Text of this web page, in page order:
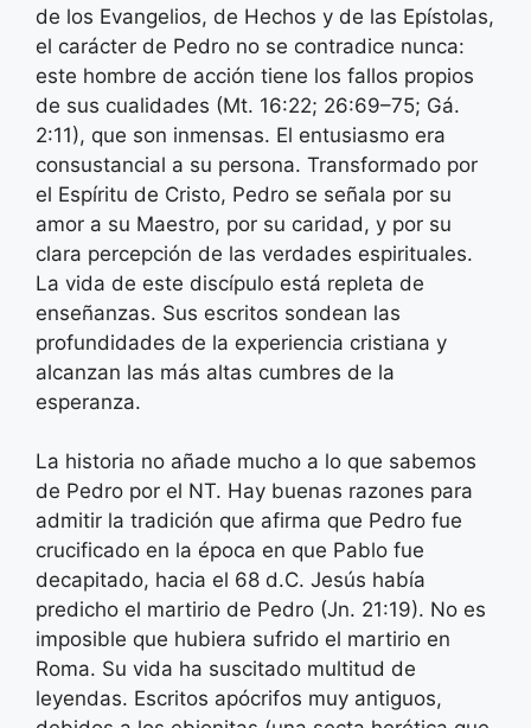
de los Evangelios, de Hechos y de las Epístolas,
el carácter de Pedro no se contradice nunca:
este hombre de acción tiene los fallos propios
de sus cualidades (Mt. 16:22; 26:69–75; Gá.
2:11), que son inmensas. El entusiasmo era
consustancial a su persona. Transformado por
el Espíritu de Cristo, Pedro se señala por su
amor a su Maestro, por su caridad, y por su
clara percepción de las verdades espirituales.
La vida de este discípulo está repleta de
enseñanzas. Sus escritos sondean las
profundidades de la experiencia cristiana y
alcanzan las más altas cumbres de la
esperanza.
La historia no añade mucho a lo que sabemos
de Pedro por el NT. Hay buenas razones para
admitir la tradición que afirma que Pedro fue
crucificado en la época en que Pablo fue
decapitado, hacia el 68 d.C. Jesús había
predicho el martirio de Pedro (Jn. 21:19). No es
imposible que hubiera sufrido el martirio en
Roma. Su vida ha suscitado multitud de
leyendas. Escritos apócrifos muy antiguos,